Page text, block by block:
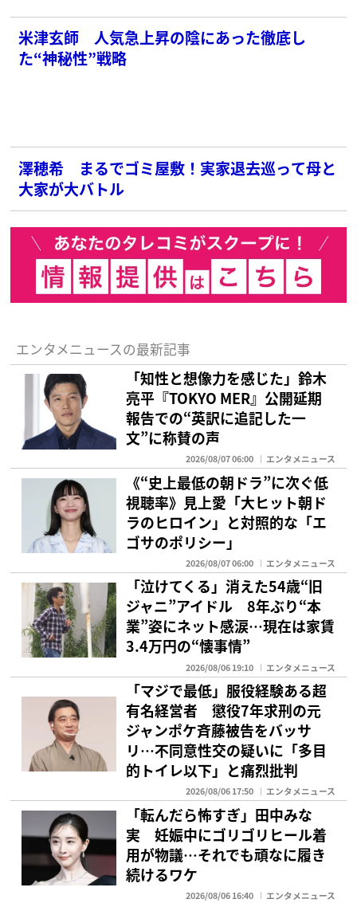
米津玄師 人気急上昇の陰にあった徹底し
た“神秘性”戦略
澤穂希 まるでゴミ屋敷！実家退去巡って母と
大家が大バトル
エンタメニュースの最新記事
「知性と想像力を感じた」鈴木
亮平『TOKYO MER』公開延期
報告での“英訳に追記した一
文”に称賛の声
2026/08/07 06:00 エンタメニュース
《“史上最低の朝ドラ”に次ぐ低
視聴率》見上愛「大ヒット朝ド
ラのヒロイン」と対照的な「エ
ゴサのポリシー」
2026/08/07 06:00 エンタメニュース
「泣けてくる」消えた54歳“旧
ジャニ”アイドル 8年ぶり“本
業”姿にネット感涙…現在は家賃
3.4万円の“懐事情”
2026/08/06 19:10 エンタメニュース
「マジで最低」服役経験ある超
有名経営者 懲役7年求刑の元
ジャンポケ斉藤被告をバッサ
リ…不同意性交の疑いに「多目
的トイレ以下」と痛烈批判
2026/08/06 17:50 エンタメニュース
「転んだら怖すぎ」田中みな
実 妊娠中にゴリゴリヒール着
用が物議…それでも頑なに履き
続けるワケ
2026/08/06 16:40 エンタメニュース